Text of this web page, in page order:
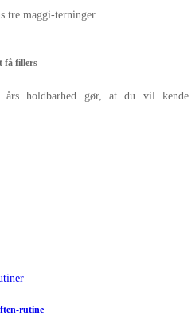
tre maggi-terninger
få fillers
holdbarhed gør, at du vil kende
rutine